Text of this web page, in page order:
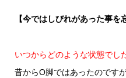
【今ではしびれがあった事を
いつからどのような状態でし
昔からO脚ではあったのです